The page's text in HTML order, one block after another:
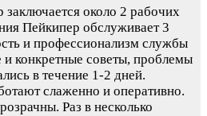
около 2 рабочих
Пейкипер обслуживает 3
и профессионализм службы
конкретные советы, проблемы
в течение 1-2 дней.
слаженно и оперативно.
Раз в несколько